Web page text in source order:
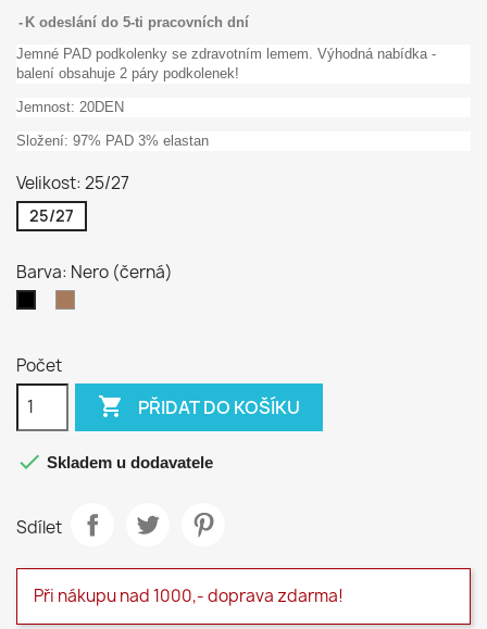
K odeslání do 5-ti pracovních dní
Jemné PAD podkolenky se zdravotním lemem. Výhodná nabídka -
balení obsahuje 2 páry podkolenek!
Jemnost: 20DEN
Složení: 97% PAD 3% elastan
Velikost: 25/27
25/27
Barva: Nero (černá)
Počet
 PŘIDAT DO KOŠÍKU
 Skladem u dodavatele
Sdílet
Při nákupu nad 1000,- doprava zdarma!